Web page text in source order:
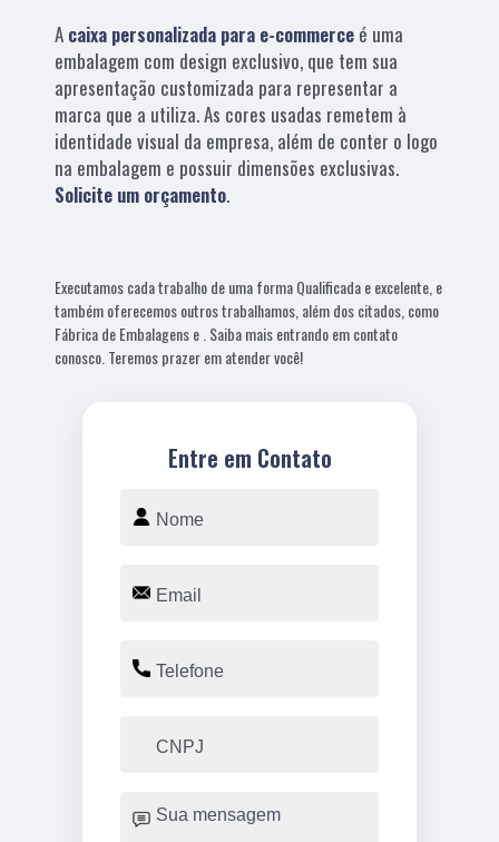
A caixa personalizada para e-commerce é uma
embalagem com design exclusivo, que tem sua
apresentação customizada para representar a
marca que a utiliza. As cores usadas remetem à
identidade visual da empresa, além de conter o logo
na embalagem e possuir dimensões exclusivas.
Solicite um orçamento.
Executamos cada trabalho de uma forma Qualificada e excelente, e
também oferecemos outros trabalhamos, além dos citados, como
Fábrica de Embalagens e . Saiba mais entrando em contato
conosco. Teremos prazer em atender você!
Entre em Contato